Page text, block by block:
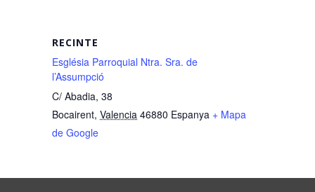
RECINTE
Església Parroquial Ntra. Sra. de
l’Assumpció
C/ Abadia, 38
Bocairent, Valencia 46880 Espanya + Mapa
de Google